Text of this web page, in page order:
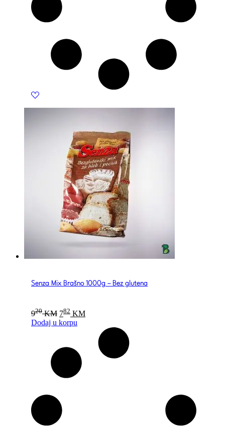
Senza Mix Brašno 1000g – Bez glutena
920 KM Original
price
was:
782 KMCurrent
price
782 KM.
Dodaj u korpu